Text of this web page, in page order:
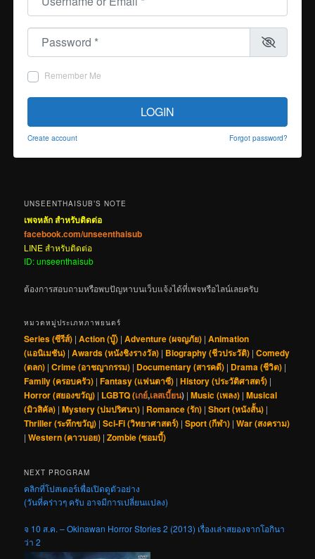
Password
Remember Me
LOGIN
Create account Forgot password?
UNSEENTHAISUB’S NOTE
เพจหลัก สำหรับติดต่อ
facebook.com/unseenthaisub
LINE สำหรับติดต่อ
ID: unseenthaisub
ต้องการสอบถามหรือพบปัญหาบนเว็บแจ้งได้ที่เพจหรือไลน์เลยครับ
หมวดหมู่ประเภทภาพยนตร์
Series (ซีรีส์) |Action (บู๊) |Adventure (ผจญภัย) |Animation
(แอนิเมชัน) |Awards (หนังชิงรางวัล) | Biography (ชีวประวัติ) |Comedy
(ตลก) |Crime (อาชญากรรม) | Documentary (สารคดี) | Drama (ชีวิต) |
Family (ครอบครัว) |Fantasy (แฟนตาซี) |History (ประวัติศาสตร์) |
Horror (สยองขวัญ) | LGBTQ (เกย์,เลสเบี้ยน) |Music (เพลง) |Musical
(มิวสิคัล) |Mystery (ปมปริศนา) | Romance (รัก) |Short (หนังสั้น) |
Thriller (ระทึกขวัญ) |Sci-Fi (วิทยาศาสตร์) |Sport (กีฬา) |War (สงคราม)
|Western (คาวบอย) |Zombie (ซอมบี้)
NEXT PROGRAM
คลิกที่โปสเตอร์เพื่อเปิดดูตัวอย่าง
(วันที่คร่าวๆ ครับ อาจมีการเปลี่ยนแปลง)
จ 10 ส.ค. – Okinawan Horror Stories 2 (2013) เรื่องเล่าสยองจากโอกินา
ว่า 2